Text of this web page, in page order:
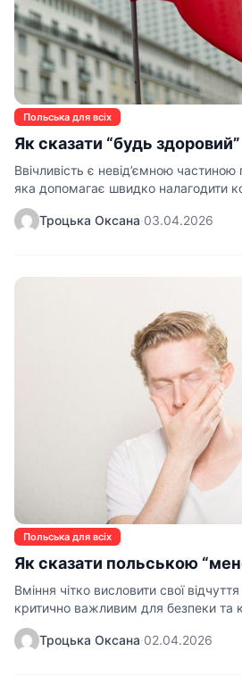
Польська для всіх
Як сказати “будь
Ввічливість є невід’ємною частиною
яка допомагає швидко налагодити
жителями. Знання базових…
Троцька Оксана·03.04.2026
Польська для всіх
Як сказати польською
Вміння чітко висловити свої
критично важливим для безпеки та
Троцька Оксана·02.04.2026